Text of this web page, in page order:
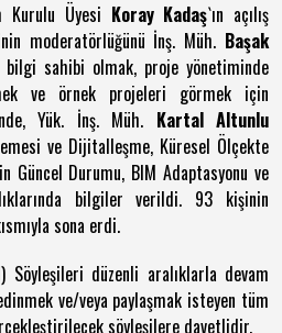
Kurulu Üyesi Koray Kadaş`ın açılış
moderatörlüğünü İnş. Müh. Başak
bilgi sahibi olmak, proje yönetiminde
ve örnek projeleri görmek için
Yük. İnş. Müh. Kartal Altunlu
ve Dijitalleşme, Küresel Ölçekte
Güncel Durumu, BIM Adaptasyonu ve
bilgiler verildi. 93 kişinin
sona erdi.
Söyleşileri düzenli aralıklarla devam
ve/veya paylaşmak isteyen tüm
söyleşilere davetlidir.